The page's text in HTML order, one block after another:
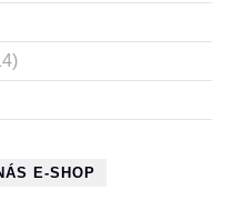
E-SHOP